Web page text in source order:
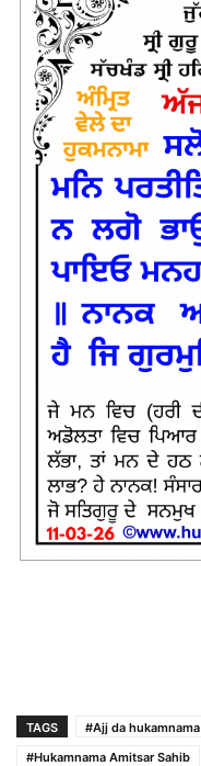
TAGS #Ajj da hukamnama
#Hukamnama Amitsar Sahib